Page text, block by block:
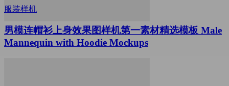
服装样机
男模连帽衫上身效果图样机第一素材精选模板 Male
Mannequin with Hoodie Mockups